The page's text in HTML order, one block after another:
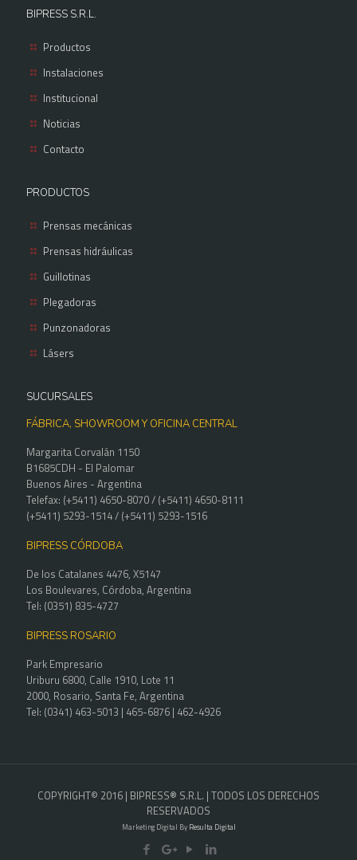
BIPRESS S.R.L.
Productos
Instalaciones
Institucional
Noticias
Contacto
PRODUCTOS
Prensas mecánicas
Prensas hidráulicas
Guillotinas
Plegadoras
Punzonadoras
Lásers
SUCURSALES
FÁBRICA, SHOWROOM Y OFICINA CENTRAL
Margarita Corvalán 1150
B1685CDH - El Palomar
Buenos Aires - Argentina
Telefax: (+5411) 4650-8070 / (+5411) 4650-8111
(+5411) 5293-1514 / (+5411) 5293-1516
BIPRESS CÓRDOBA
De los Catalanes 4476, X5147
Los Boulevares, Córdoba, Argentina
Tel: (0351) 835-4727
BIPRESS ROSARIO
Park Empresario
Uriburu 6800, Calle 1910, Lote 11
2000, Rosario, Santa Fe, Argentina
Tel: (0341) 463-5013 | 465-6876 | 462-4926
COPYRIGHT© 2016 | BIPRESS® S.R.L. | TODOS LOS DERECHOS
RESERVADOS
Marketing Digital By Resulta Digital